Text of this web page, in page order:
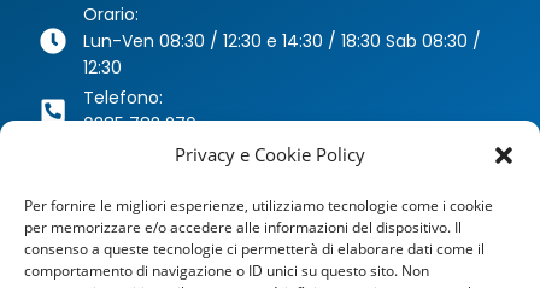
Privacy e Cookie Policy
Per fornire le migliori esperienze, utilizziamo tecnologie come i cookie
per memorizzare e/o accedere alle informazioni del dispositivo. Il
consenso a queste tecnologie ci permetterà di elaborare dati come il
comportamento di navigazione o ID unici su questo sito. Non
Orario:
Lun-Ven 08:30 / 12:30 e 14:30 / 18:30 Sab 08:30 /
12:30
Telefono:
0385 783 270
Email:
agenzia@dragoniassicurazioni.it
PEC: